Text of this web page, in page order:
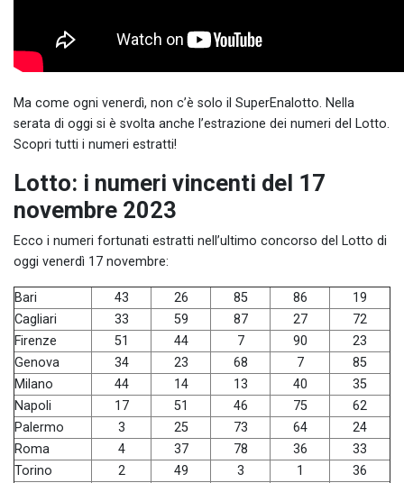
Ma come ogni venerdì, non c’è solo il SuperEnalotto. Nella
serata di oggi si è svolta anche l’estrazione dei numeri del Lotto.
Scopri tutti i numeri estratti!
Lotto: i numeri vincenti del 17
novembre 2023
Ecco i numeri fortunati estratti nell’ultimo concorso del Lotto di
oggi venerdì 17 novembre:
Bari 43 26 85 86
19
Cagliari
33 59 87 27
72
Firenze
51 44 7 90
23
Genova
34 23 68 7
85
Milano
44 14 13 40
35
Napoli
17 51 46 75
62
Palermo
3 25 73 64
24
Roma
4 37 78 36
33
Torino
2 49 3 1
36